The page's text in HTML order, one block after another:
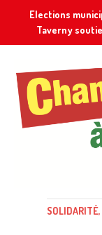
Elections
Taverny